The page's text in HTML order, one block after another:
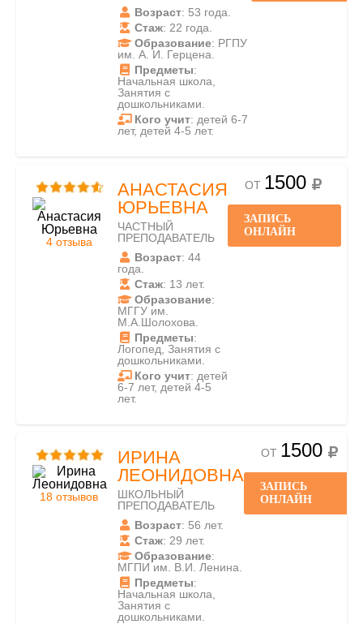
Возраст: 53 года.
Стаж: 22 года.
Образование: РГПУ
им. А. И. Герцена.
Предметы:
Начальная школа,
Занятия с
дошкольниками.
Кого учит: детей 6-7
лет, детей 4-5 лет.
4 отзыва
АНАСТАСИЯ
ЮРЬЕВНА
ЧАСТНЫЙ
ПРЕПОДАВАТЕЛЬ
Возраст: 44
года.
Стаж: 13 лет.
Образование:
МГГУ им.
М.А.Шолохова.
Предметы:
Логопед, Занятия с
дошкольниками.
Кого учит: детей
6-7 лет, детей 4-5
лет.
ОТ 1500
ЗАПИСЬ
ОНЛАЙН
18 отзывов
ИРИНА
ЛЕОНИДОВНА
ШКОЛЬНЫЙ
ПРЕПОДАВАТЕЛЬ
Возраст: 56 лет.
Стаж: 29 лет.
Образование:
МГПИ им. В.И. Ленина.
Предметы:
Начальная школа,
Занятия с
дошкольниками.
ОТ 1500
ЗАПИСЬ
ОНЛАЙН